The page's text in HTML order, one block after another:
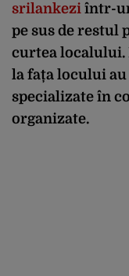
srilankezi într-
pe sus de restul
curtea
la fața locului
specializate în
organizate.